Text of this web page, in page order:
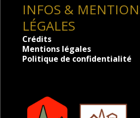
INFOS &
LÉGALES
Crédits
Mentions légales
Politique de confidentialité